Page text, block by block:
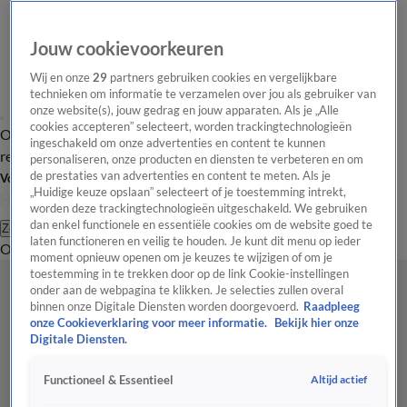
Overzicht Laatste nieuws Regionieuws Het beste van Hart
Tip de
redactie
Volg Hart van Nederland
Zoeken
OverzichtRegioUitzendingenWeerTip de redactiePanelVideo's
Jouw cookievoorkeuren
Wij en onze29 partners gebruiken cookies en vergelijkbare
technieken om informatie te verzamelen over jou als gebruiker van
onze website(s), jouw gedrag en jouw apparaten. Als je „Alle
cookies accepteren” selecteert, worden trackingtechnologieën
ingeschakeld om onze advertenties en content te kunnen
personaliseren, onze producten en diensten te verbeteren en om
de prestaties van advertenties en content te meten. Als je
„Huidige keuze opslaan” selecteert of je toestemming intrekt,
worden deze trackingtechnologieën uitgeschakeld. We gebruiken
dan enkel functionele en essentiële cookies om de website goed te
laten functioneren en veilig te houden. Je kunt dit menu op ieder
moment opnieuw openen om je keuzes te wijzigen of om je
toestemming in te trekken door op de link Cookie-instellingen
onder aan de webpagina te klikken. Je selecties zullen overal
binnen onze Digitale Diensten worden doorgevoerd. Raadpleeg
onze Cookieverklaring voor meer informatie.
Bekijk hier onze
Digitale Diensten.
Functioneel & Essentieel Altijd actief